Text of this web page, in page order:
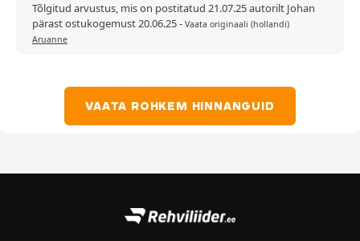
Tõlgitud arvustus, mis on postitatud 21.07.25 autorilt Johan
pärast ostukogemust 20.06.25- Vaata originaali (hollandi)
Aruanne
VAATA ROHKEM HINNANGUID